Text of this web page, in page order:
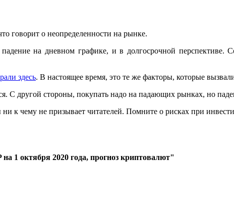
говорит о неопределенности на рынке.
на дневном графике, и в долгосрочной перспективе.
здесь. В настоящее время, это те же факторы, которые
С другой стороны, покупать надо на падающих рынках, но
к чему не призывает читателей. Помните о рисках при
1 октября 2020 года, прогноз криптовалют"